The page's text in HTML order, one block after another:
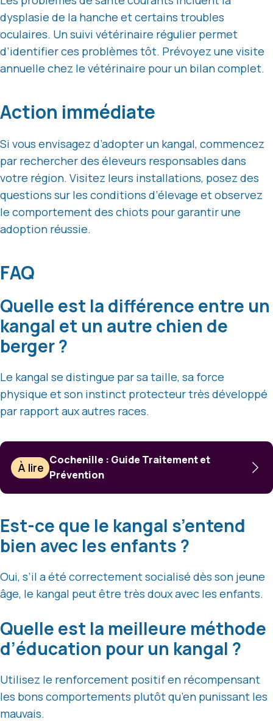
dysplasie de la hanche et certains troubles
oculaires. Un suivi vétérinaire régulier permet
d’identifier ces problèmes tôt. Prévoyez une visite
annuelle chez le vétérinaire pour un bilan complet.
Action immédiate
Si vous envisagez d’adopter un kangal, commencez
par rechercher des éleveurs responsables dans
votre région. Visitez leurs installations, posez des
questions sur les conditions d’élevage et observez
le comportement des chiots pour garantir une
adoption réussie.
FAQ
Quelle est la différence entre un
kangal et un autre chien de
berger ?
Le kangal se distingue par sa taille, sa force
physique et son instinct protecteur très développé
par rapport aux autres races.
À lire
Cochenille : Guide Traitement et
Prévention
Est-ce que le kangal s’entend
bien avec les enfants ?
Oui, s’il a été correctement socialisé dès son jeune
âge, le kangal peut être très doux avec les enfants.
Quelle est la meilleure méthode
d’éducation pour un kangal ?
Utilisez le renforcement positif en récompensant
les bons comportements plutôt qu’en punissant les
mauvais.